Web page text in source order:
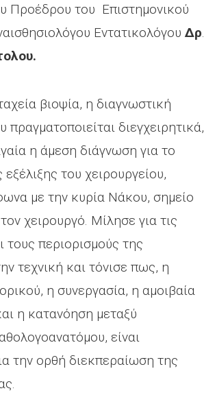
Προέδρου του Επιστημονικού
Εντατικολόγου Δρ
βιοψία, η διαγνωστική
πραγματοποιείται διεγχειρητικά,
η άμεση διάγνωση για το
του χειρουργείου,
με την κυρία Νάκου, σημείο
χειρουργό. Μίλησε για τις
τους περιορισμούς της
τεχνική και τόνισε πως, η
η συνεργασία, η αμοιβαία
η κατανόηση μεταξύ
είναι
την ορθή διεκπεραίωση της